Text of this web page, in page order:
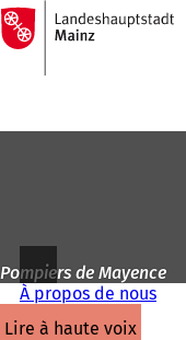
Accéder au contenu
Vers
la
page
d'accueil
Pompiers de Mayence
À propos de nous
lire à haute voix